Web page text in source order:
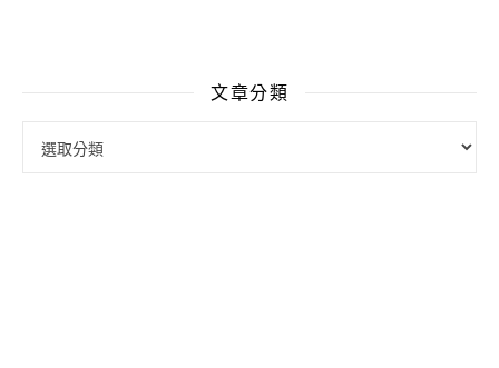
文章分類